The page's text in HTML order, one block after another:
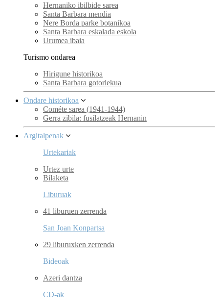
Hernaniko ibilbide sarea
Santa Barbara mendia
Nere Borda parke botanikoa
Santa Barbara eskalada eskola
Urumea ibaia
Turismo ondarea
Hirigune historikoa
Santa Barbara gotorlekua
Ondare historikoa
Cométe sarea (1941-1944)
Gerra zibila: fusilatzeak Hernanin
Argitalpenak
Urtekariak
Urtez urte
Bilaketa
Liburuak
41 liburuen zerrenda
San Joan Konpartsa
29 liburuxken zerrenda
Bideoak
Azeri dantza
CD-ak